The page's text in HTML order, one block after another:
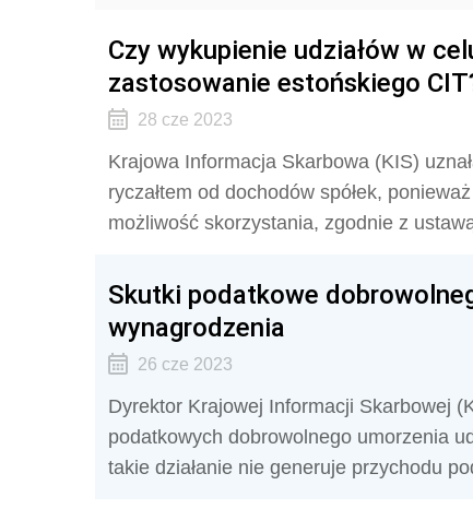
Czy wykupienie udziałów w
zastosowanie estońskiego
28 cze 2023
Krajowa Informacja Skarbowa (KIS)
ryczałtem od dochodów spółek,
możliwość skorzystania, zgodnie z
Skutki podatkowe
wynagrodzenia
26 cze 2023
Dyrektor Krajowej Informacji Skarbowej
podatkowych dobrowolnego umorzenia
takie działanie nie generuje przychodu